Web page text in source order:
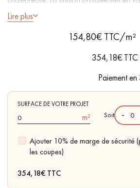
VOUS AVEZ UN
Nos experts sont à votre disposition
pas dans le choix et la pose de
Un expert Décoplus Parquets
tandis que le vernis extra mat effet ciré
intemporelle.
- Brossé, Chanfreins des 2 côtés
et traces d'aubiers
- Couche d'usure de 4 mm, équivalente
- Parquet certifié FSC
- Disponible dans d'autres formats
Lire plus
154,80€ TTC/m²
354,18€ TTC
Paiement
SURFACE DE VOTRE PROJET
m²
Ajouter 10% de marge de sécurité
les coupes)
Soit -
354,18€ TTC